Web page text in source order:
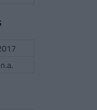
n.a.